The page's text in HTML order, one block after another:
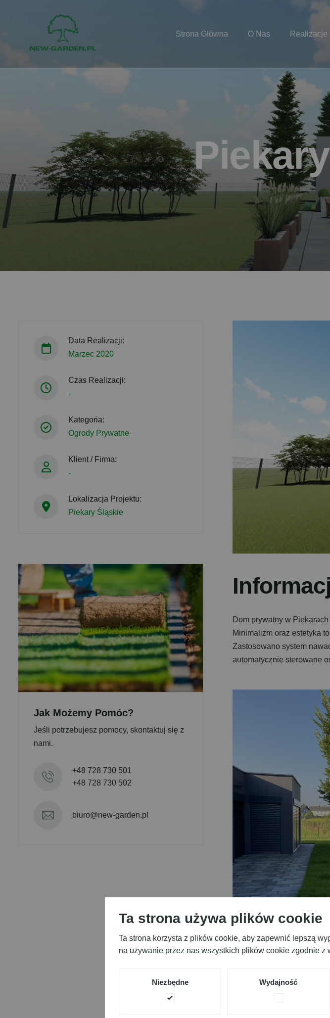
Ta strona używa plików cookie
Ta strona korzysta z plików cookie, aby zapewnić lepszą
na używanie przez nas wszystkich plików cookie zgodnie
Niezbędne Wydajność
Strona Główna O Nas Realizacje
Piekary
Data Realizacji:
Marzec 2020
Czas Realizacji:
-
Kategoria:
Ogrody Prywatne
Klient / Firma:
-
Lokalizacja Projektu:
Piekary Śląskie
Jak Możemy Pomóc?
Jeśli potrzebujesz pomocy, skontaktuj się z
nami.
+48 728 730 501
+48 728 730 502
biuro@new-garden.pl
Informacj
Dom prywatny w
Minimalizm oraz estetyka
Zastosowano system
automatycznie sterowane